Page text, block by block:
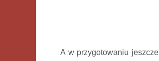
A w przygotowaniu jeszcze